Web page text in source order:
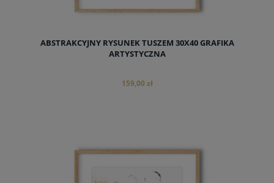
ABSTRAKCYJNY RYSUNEK TUSZEM 30X40 GRAFIKA
ARTYSTYCZNA
159,00 zł
do koszyka